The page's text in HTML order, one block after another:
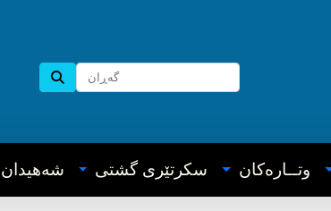
وتــاره‌کان سکرتێری گشتی شه‌هیدان